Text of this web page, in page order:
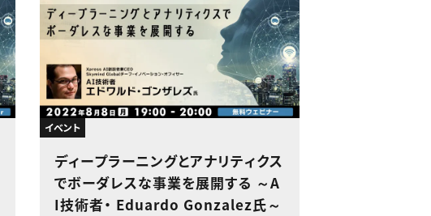
イベント
ディープラーニングとアナリティクス
でボーダレスな事業を展開する ～A
I技術者・ Eduardo Gonzalez氏～